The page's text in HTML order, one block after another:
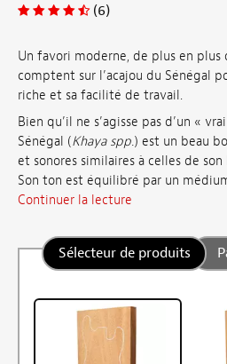
(6)
Un favori moderne, de plus en plus
comptent sur l’acajou du Sénégal
riche et sa facilité de travail.
Bien qu’il ne s’agisse pas d’un «
Sénégal (Khaya spp.) est un beau
et sonores similaires à celles de
Son ton est équilibré par un
Continuer la lecture
Sélecteur de produits